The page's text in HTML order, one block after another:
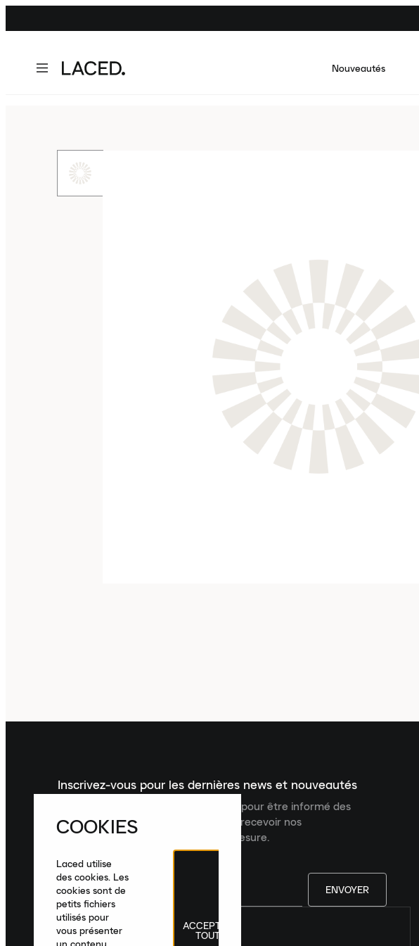
Nouveautés
Inscrivez-vous pour les dernières news et nouveautés
Inscrivez-vous à la newsletter Laced pour être informé des
dernières nouveautés, collections et recevoir nos
recommandations de produits sur mesure.
ENVOYER
France|Français
COOKIES
Laced utilise
des cookies. Les
cookies sont de
petits fichiers
utilisés pour
vous présenter
ACCEPTER
TOUT